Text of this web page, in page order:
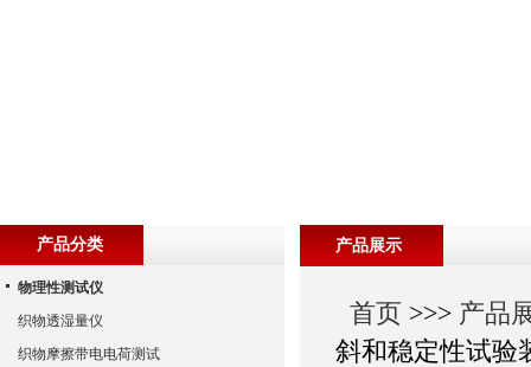
产品展示
首页 >>> 产品
斜和稳定性试验
产品分类
物理性测试仪
织物透湿量仪
织物摩擦带电电荷测试